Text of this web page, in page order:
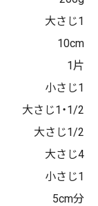
大さじ1
10cm
1片
小さじ1
大さじ1・1/2
大さじ1/2
大さじ4
小さじ1
5cm分